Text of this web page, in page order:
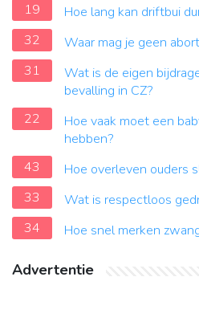
19
Hoe lang kan driftbui
32
Waar mag je geen
31
Wat is de eigen
bevalling in CZ?
22
Hoe vaak moet een
hebben?
43
Hoe overleven ouders
33
Wat is respectloos
34
Hoe snel merken
Advertentie